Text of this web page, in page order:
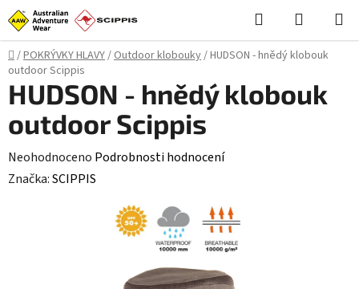
Přejít
na
obsah
Hledat
KOŠÍK
Domů
/POKRÝVKY HLAVY/Outdoor klobouky/HUDSON - hnědý klobouk
outdoor Scippis
HUDSON - hnědý klobouk
outdoor Scippis
Průměrné
hodnocení
Neohodnoceno Podrobnosti hodnocení
Značka:SCIPPIS